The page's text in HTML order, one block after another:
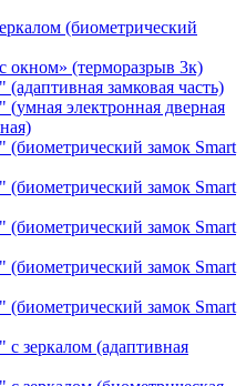
(биометрический
окном» (терморазрыв 3к)
замковая часть)
электронная дверная
замок Smart
замок Smart
замок Smart
замок Smart
замок Smart
зеркалом (адаптивная